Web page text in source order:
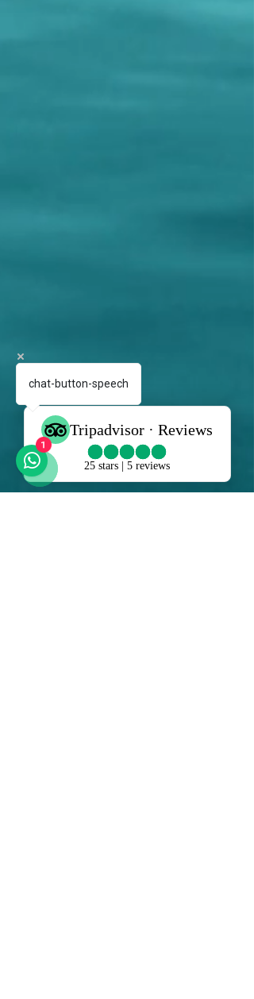
chat-button-speech
1